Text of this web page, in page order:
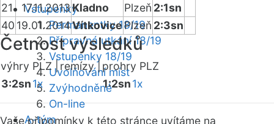
Vstupenky
Permanentky 18/19
Přípravná utkání 18/19
Vstupenky 18/19
Uvolňování míst
Zvýhodněné
On-line
A-tým
21 17.11.2013Kladno Plzeň 2:1sn
40 19.01.2014VítkovicePlzeň 2:3sn
Četnost výsledků
výhry PLZ | remízy | prohry PLZ
3:2sn1x 1:2sn1x
Vaše připomínky k této stránce uvítáme na